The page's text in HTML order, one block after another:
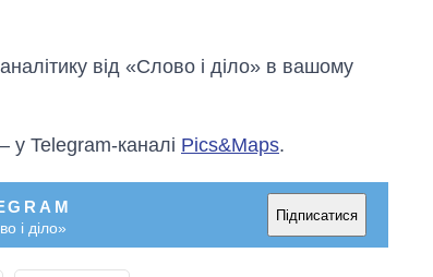
від «Слово і діло» в вашому
у Telegram-каналі Pics&Maps.
і діло»
Підписатися